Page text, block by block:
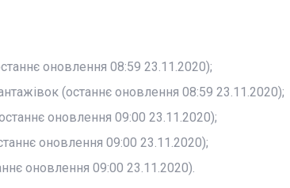
оновлення 08:59 23.11.2020);
(останнє оновлення 08:59 23.11.2020);
оновлення 09:00 23.11.2020);
оновлення 09:00 23.11.2020);
оновлення 09:00 23.11.2020).